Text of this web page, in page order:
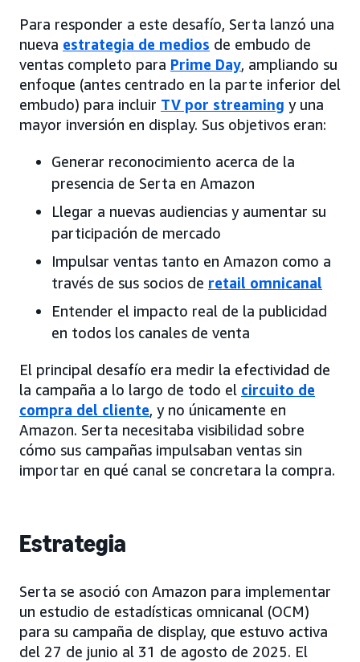
Para responder a este desafío, Serta lanzó una
nueva estrategia de medios de embudo de
ventas completo para Prime Day, ampliando su
enfoque (antes centrado en la parte inferior del
embudo) para incluir TV por streaming y una
mayor inversión en display. Sus objetivos eran:
Generar reconocimiento acerca de la
presencia de Serta en Amazon
Llegar a nuevas audiencias y aumentar su
participación de mercado
Impulsar ventas tanto en Amazon como a
través de sus socios de retail omnicanal
Entender el impacto real de la publicidad
en todos los canales de venta
El principal desafío era medir la efectividad de
la campaña a lo largo de todo el circuito de
compra del cliente, y no únicamente en
Amazon. Serta necesitaba visibilidad sobre
cómo sus campañas impulsaban ventas sin
importar en qué canal se concretara la compra.
Estrategia
Serta se asoció con Amazon para implementar
un estudio de estadísticas omnicanal (OCM)
para su campaña de display, que estuvo activa
del 27 de junio al 31 de agosto de 2025. El